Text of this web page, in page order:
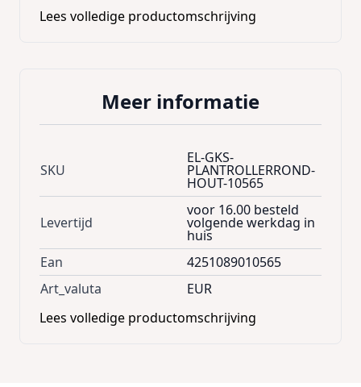
verplaatsing zonder krassen achter te laten.
betrouwbaar, maar toch elegant van ontwerp,
is deze trolley de perfecte aanvulling op jouw
De plantentrolley wordt met zorg
geproduceerd in Duitsland, waar
vakmanschap en kwaliteit samenkomen. Met
een afmeting van 30x30 cm en een hoogte
van 8 cm biedt deze trolley de ideale basis
voor jouw geliefde planten, waar je ze ook
wilt plaatsen.
het onbehandelde hout kan je beitsen of
verven in de kleur naar eigen smaak.
Lees volledige productomschrijving
Meer informatie
SKU
EL-GKS-
PLANTROLLERROND-
HOUT-10565
Levertijd
voor 16.00 besteld
volgende werkdag in
huis
Ean
4251089010565
Art_valuta
EUR
Lees volledige productomschrijving